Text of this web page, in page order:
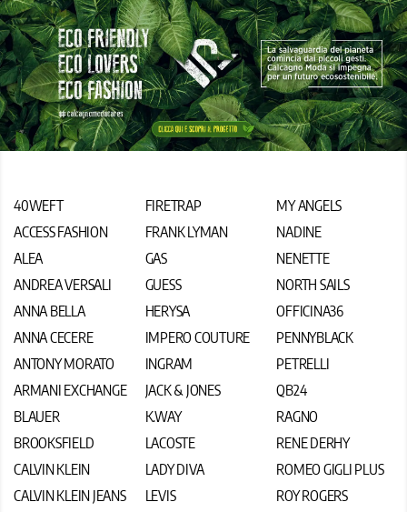
40WEFT
ACCESS FASHION
ALEA
ANDREA VERSALI
ANNA BELLA
ANNA CECERE
ANTONY MORATO
ARMANI EXCHANGE
BLAUER
BROOKSFIELD
CALVIN KLEIN
CALVIN KLEIN JEANS
FIRETRAP
FRANK LYMAN
GAS
GUESS
HERYSA
IMPERO COUTURE
INGRAM
JACK & JONES
K.WAY
LACOSTE
LADY DIVA
LEVIS
MY ANGELS
NADINE
NENETTE
NORTH SAILS
OFFICINA36
PENNYBLACK
PETRELLI
QB24
RAGNO
RENE DERHY
ROMEO GIGLI PLUS
ROY ROGERS